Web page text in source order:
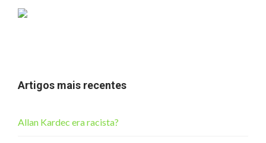
Artigos mais recentes
Allan Kardec era racista?